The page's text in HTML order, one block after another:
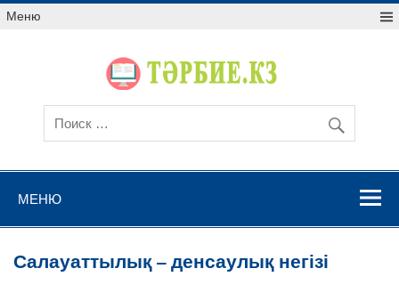
Меню
МЕНЮ
Салауаттылық – денсаулық негізі